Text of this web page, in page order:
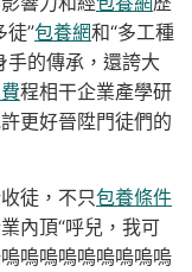
徒”包養網和“多工種
手的傳承，還誇大
程相干企業產學研
更好晉陞門徒們的
徒，不只包養條件
內頂“呼兒，我可
嗚嗚嗚嗚嗚嗚嗚嗚